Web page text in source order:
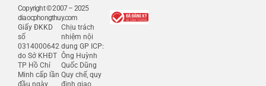
Copyright © 2007 – 2025
diaocphongthuy.com
Giấy ĐKKD
số
0314000642
do Sở KHĐT
TP Hồ Chí
Minh cấp lần
đầu ngày
Chịu trách
nhiệm nội
dung GP ICP:
Ông Huỳnh
Quốc Dũng
Quy chế, quy
định giao